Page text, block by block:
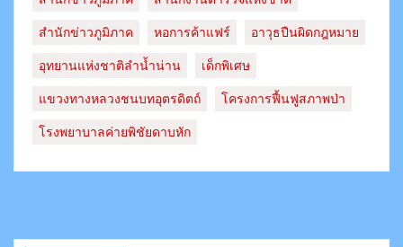
สํานักข่าวภูมิภาค
หอการค้าแฟร์
อาวุธปืนผิดกฎหมาย
อุทยานแห่งชาติลำน้ำน่าน
เด็กพิเศษ
แขวงทางหลวงชนบทอุตรดิตถ์​
โครงการฟื้นฟูสภาพป่า
โรงพยาบาลค่ายพิชัยดาบหัก